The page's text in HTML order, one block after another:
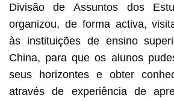
Divisão de Assuntos dos
organizou, de forma activa,
às instituições de ensino
China, para que os alunos
seus horizontes e obter
através de experiência de